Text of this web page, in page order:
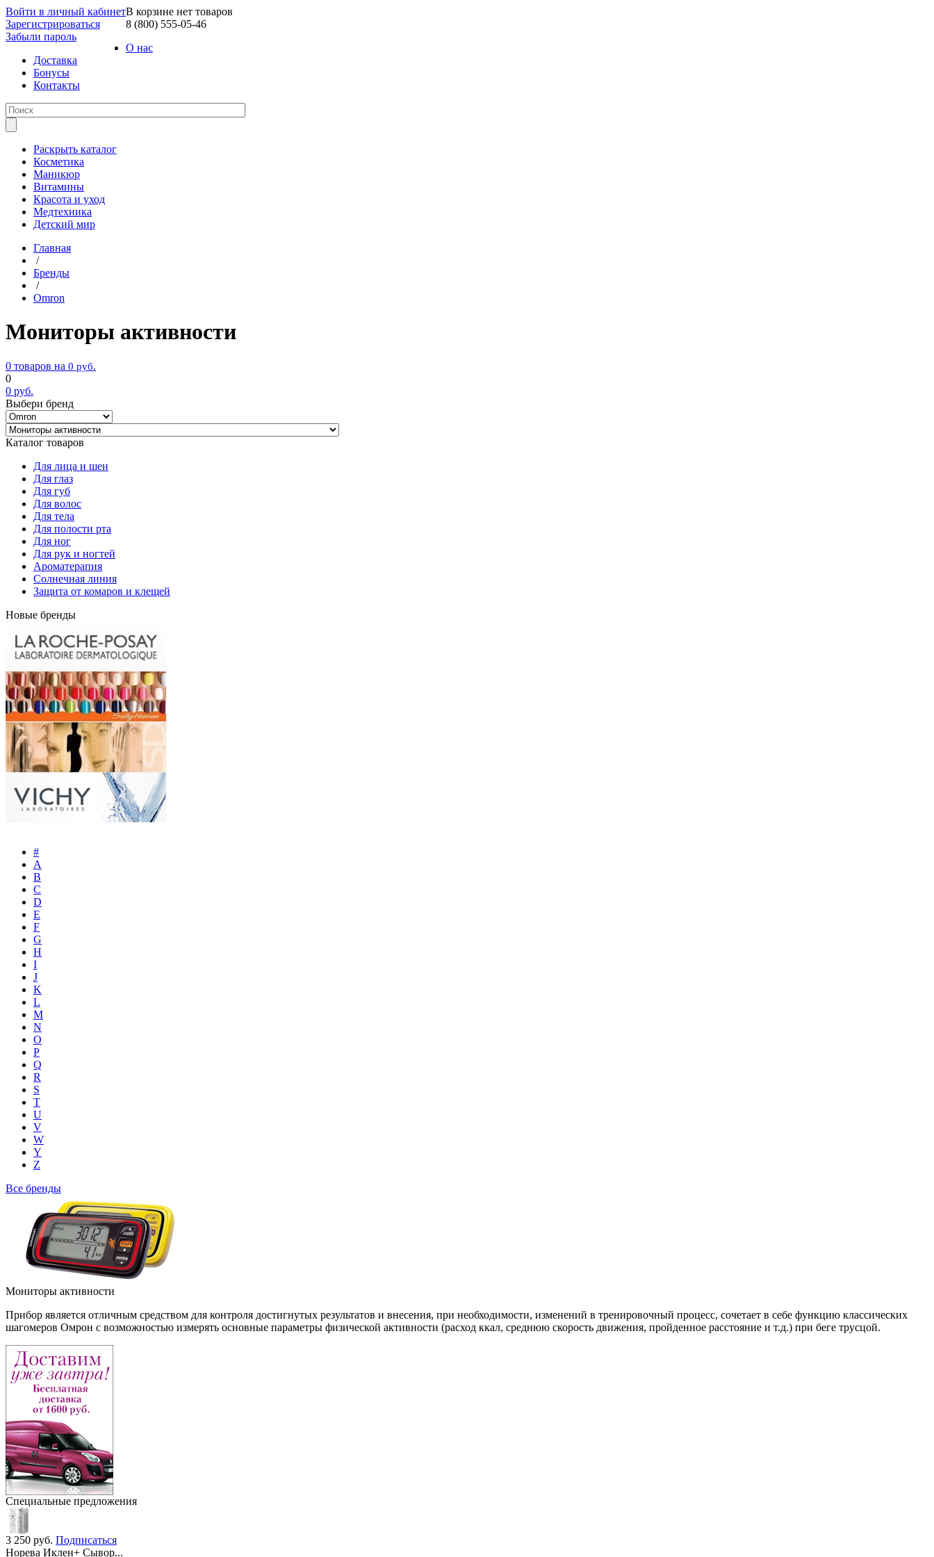
Войти в личный кабинет
Зарегистрироваться
Забыли пароль
В корзине нет товаров
8 (800) 555-05-46
О нас
Доставка
Бонусы
Контакты
Раскрыть каталог
Косметика
Маникюр
Витамины
Красота и уход
Медтехника
Детский мир
Главная
/
Бренды
/
Omron
Мониторы активности
0 товаров на 0 руб.
0
0 руб.
Выбери бренд
Каталог товаров
Для лица и шеи
Для глаз
Для губ
Для волос
Для тела
Для полости рта
Для ног
Для рук и ногтей
Ароматерапия
Солнечная линия
Защита от комаров и клещей
Новые бренды
#
A
B
C
D
E
F
G
H
I
J
K
L
M
N
O
P
Q
R
S
T
U
V
W
Y
Z
Все бренды
Мониторы активности
Прибор является отличным средством для контроля достигнутых результатов и внесения, при необходимости, изменений в тренировочный процесс, сочетает в себе функцию классических
шагомеров Омрон с возможностью измерять основные параметры физической активности (расход ккал, среднюю скорость движения, пройденное расстояние и т.д.) при беге трусцой.
Специальные предложения
3 250 руб. Подписаться
Норева Иклен+ Сывор...